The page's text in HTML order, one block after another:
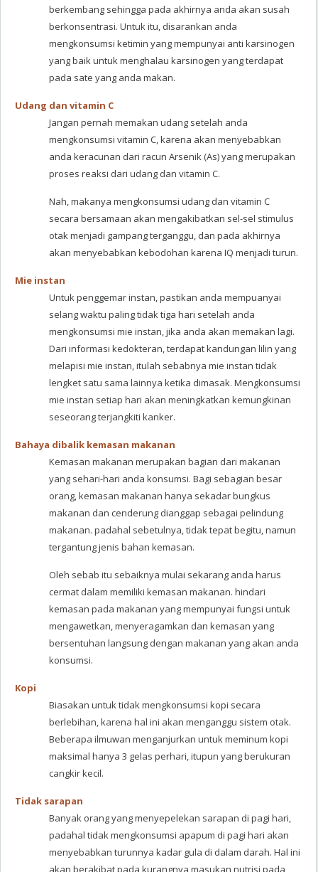
berkembang sehingga pada akhirnya anda akan susah
berkonsentrasi. Untuk itu, disarankan anda
mengkonsumsi ketimin yang mempunyai anti karsinogen
yang baik untuk menghalau karsinogen yang terdapat
pada sate yang anda makan.
Udang dan vitamin C
Jangan pernah memakan udang setelah anda
mengkonsumsi vitamin C, karena akan menyebabkan
anda keracunan dari racun Arsenik (As) yang merupakan
proses reaksi dari udang dan vitamin C.
Nah, makanya mengkonsumsi udang dan vitamin C
secara bersamaan akan mengakibatkan sel-sel stimulus
otak menjadi gampang terganggu, dan pada akhirnya
akan menyebabkan kebodohan karena IQ menjadi turun.
Mie instan
Untuk penggemar instan, pastikan anda mempuanyai
selang waktu paling tidak tiga hari setelah anda
mengkonsumsi mie instan, jika anda akan memakan lagi.
Dari informasi kedokteran, terdapat kandungan lilin yang
melapisi mie instan, itulah sebabnya mie instan tidak
lengket satu sama lainnya ketika dimasak. Mengkonsumsi
mie instan setiap hari akan meningkatkan kemungkinan
seseorang terjangkiti kanker.
Bahaya dibalik kemasan makanan
Kemasan makanan merupakan bagian dari makanan
yang sehari-hari anda konsumsi. Bagi sebagian besar
orang, kemasan makanan hanya sekadar bungkus
makanan dan cenderung dianggap sebagai pelindung
makanan. padahal sebetulnya, tidak tepat begitu, namun
tergantung jenis bahan kemasan.
Oleh sebab itu sebaiknya mulai sekarang anda harus
cermat dalam memiliki kemasan makanan. hindari
kemasan pada makanan yang mempunyai fungsi untuk
mengawetkan, menyeragamkan dan kemasan yang
bersentuhan langsung dengan makanan yang akan anda
konsumsi.
Kopi
Biasakan untuk tidak mengkonsumsi kopi secara
berlebihan, karena hal ini akan menganggu sistem otak.
Beberapa ilmuwan menganjurkan untuk meminum kopi
maksimal hanya 3 gelas perhari, itupun yang berukuran
cangkir kecil.
Tidak sarapan
Banyak orang yang menyepelekan sarapan di pagi hari,
padahal tidak mengkonsumsi apapum di pagi hari akan
menyebabkan turunnya kadar gula di dalam darah. Hal ini
akan berakibat pada kurangnya masukan nutrisi pada